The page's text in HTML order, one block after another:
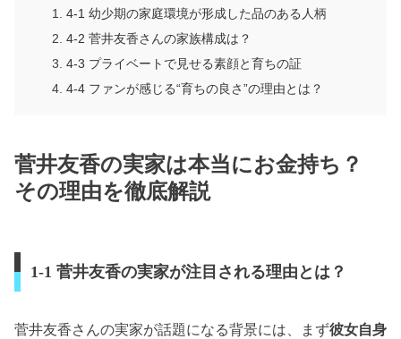
4-1 幼少期の家庭環境が形成した品のある人柄
4-2 菅井友香さんの家族構成は？
4-3 プライベートで見せる素顔と育ちの証
4-4 ファンが感じる“育ちの良さ”の理由とは？
菅井友香の実家は本当にお金持ち？
その理由を徹底解説
1-1 菅井友香の実家が注目される理由とは？
菅井友香さんの実家が話題になる背景には、まず彼女自身